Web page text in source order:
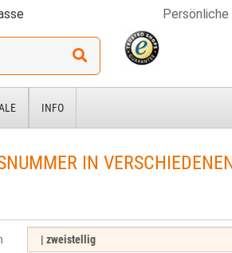
Persönliche
INFO
IN